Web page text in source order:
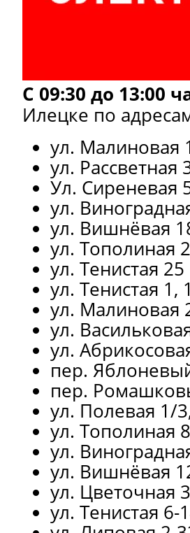
С 09:30 до 13:00
Илецке по
ул. Малиновая
ул. Рассветная
Ул. Сиреневая
ул.
ул. Вишнёвая
ул. Тополиная
ул. Тенистая 25
ул. Тенистая 1,
ул. Малиновая
ул.
ул.
пер.
пер.
ул. Полевая 1/
ул. Тополиная
ул.
ул. Вишнёвая
ул. Цветочная
ул. Тенистая 6-